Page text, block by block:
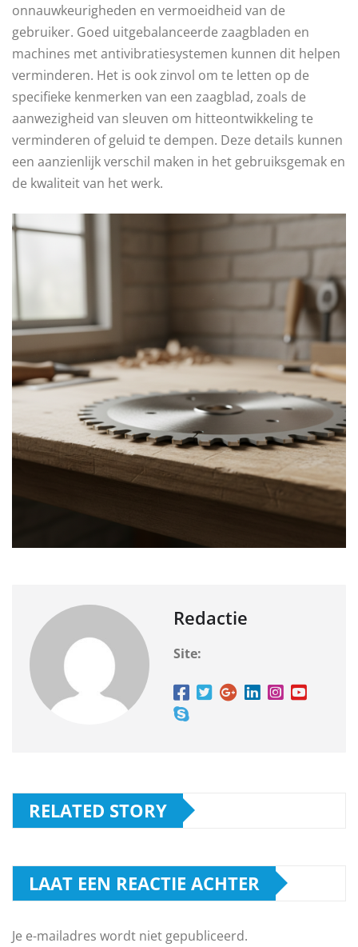
onnauwkeurigheden en vermoeidheid van de
gebruiker. Goed uitgebalanceerde zaagbladen en
machines met antivibratiesystemen kunnen dit helpen
verminderen. Het is ook zinvol om te letten op de
specifieke kenmerken van een zaagblad, zoals de
aanwezigheid van sleuven om hitteontwikkeling te
verminderen of geluid te dempen. Deze details kunnen
een aanzienlijk verschil maken in het gebruiksgemak en
de kwaliteit van het werk.
Redactie
Site:
RELATED STORY
LAAT EEN REACTIE ACHTER
Je e-mailadres wordt niet gepubliceerd.